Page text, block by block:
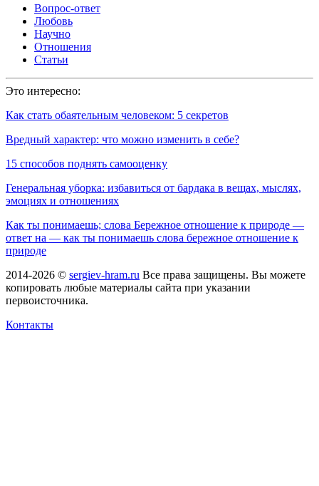
Вопрос-ответ
Любовь
Научно
Отношения
Статьи
Это интересно:
Как стать обаятельным человеком: 5 секретов
Вредный характер: что можно изменить в себе?
15 способов поднять самооценку
Генеральная уборка: избавиться от бардака в вещах, мыслях,
эмоциях и отношениях
Как ты понимаешь; слова Бережное отношение к природе —
ответ на — как ты понимаешь слова бережное отношение к
природе
2014-2026 © sergiev-hram.ru Все права защищены. Вы можете
копировать любые материалы сайта при указании
первоисточника.
Контакты